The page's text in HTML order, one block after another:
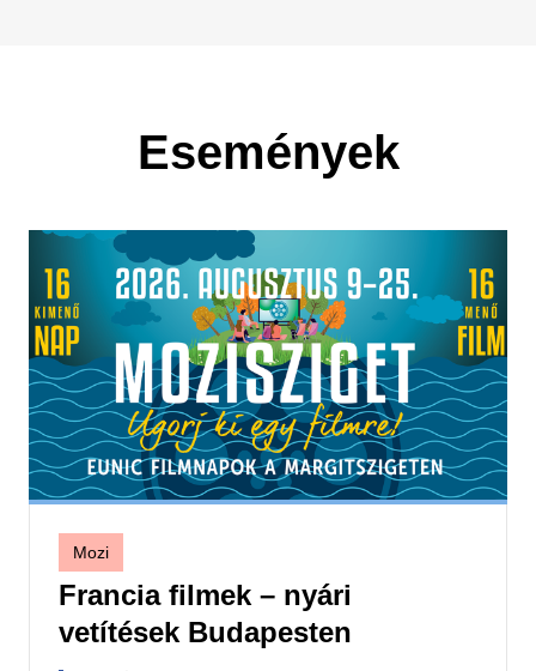
Események
Mozi
Francia filmek – nyári
vetítések Budapesten